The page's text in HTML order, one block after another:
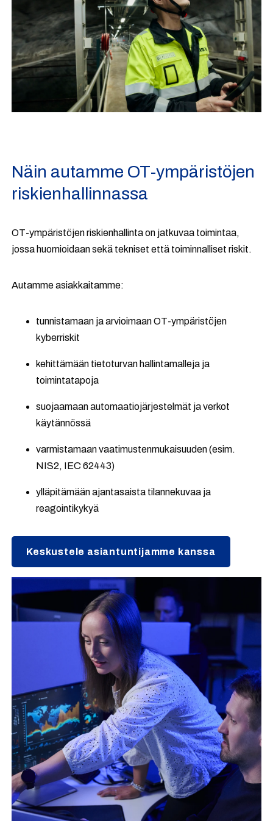
Näin autamme OT-ympäristöjen
riskienhallinnassa
OT-ympäristöjen riskienhallinta on jatkuvaa toimintaa,
jossa huomioidaan sekä tekniset että toiminnalliset riskit.
Autamme asiakkaitamme:
tunnistamaan ja arvioimaan OT-ympäristöjen
kyberriskit
kehittämään tietoturvan hallintamalleja ja
toimintatapoja
suojaamaan automaatiojärjestelmät ja verkot
käytännössä
varmistamaan vaatimustenmukaisuuden (esim.
NIS2, IEC 62443)
ylläpitämään ajantasaista tilannekuvaa ja
reagointikykyä
Keskustele asiantuntijamme kanssa